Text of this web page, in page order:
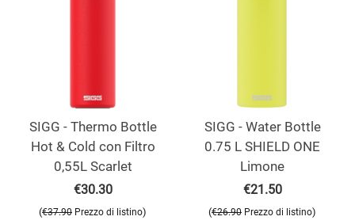
SIGG - Thermo Bottle
Hot & Cold con Filtro
0,55L Scarlet
€30.30
(€37.90 Prezzo di listino)
SIGG - Water Bottle
0.75 L SHIELD ONE
Limone
€21.50
(€26.90 Prezzo di listino)